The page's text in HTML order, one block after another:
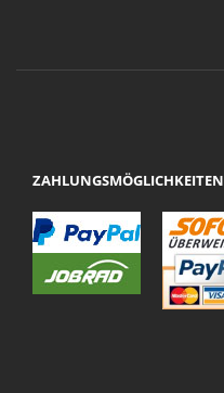
ZAHLUNGSMÖGLICHKEITEN